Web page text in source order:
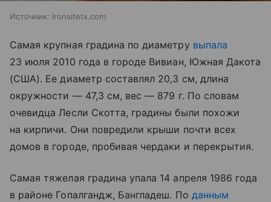
Источник: ironsitetx.com
Самая крупная градина по диаметру выпала
23 июля 2010 года в городе Вивиан, Южная Дакота
(США). Ее диаметр составлял 20,3 см, длина
окружности — 47,3 см, вес — 879 г. По словам
очевидца Лесли Скотта, градины были похожи
на кирпичи. Они повредили крыши почти всех
домов в городе, пробивая чердаки и перекрытия.
Самая тяжелая градина упала 14 апреля 1986 года
в районе Гопалгандж, Бангладеш. По данным